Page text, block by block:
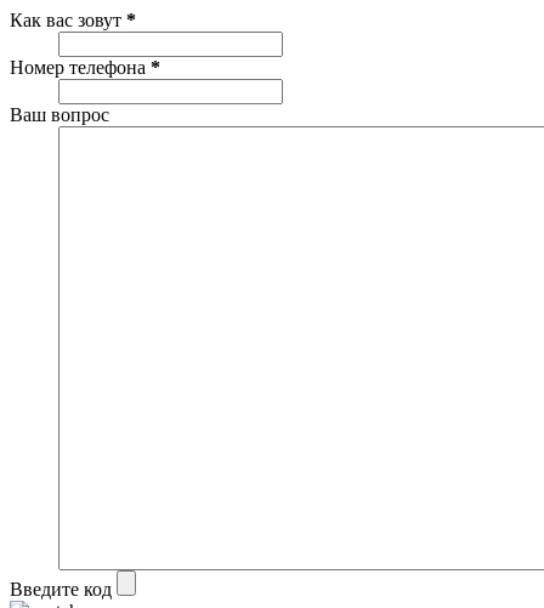
Как вас зовут *
Номер телефона *
Ваш вопрос
Введите код